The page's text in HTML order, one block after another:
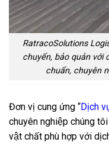
RatracoSolutions
chuyển, bảo quản với
chuẩn, chuyên
Đơn vị cung ứng “Dịch
chuyên nghiệp chúng
vật chất phù hợp với